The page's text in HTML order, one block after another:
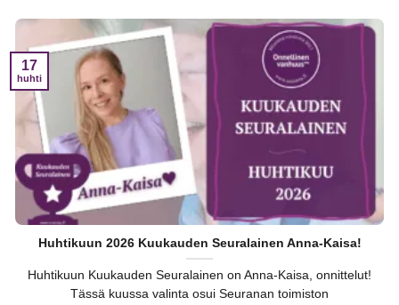
Huhtikuun 2026 Kuukauden Seuralainen Anna-Kaisa!
Huhtikuun Kuukauden Seuralainen on Anna-Kaisa, onnittelut!
Tässä kuussa valinta osui Seuranan toimiston
17
huhti